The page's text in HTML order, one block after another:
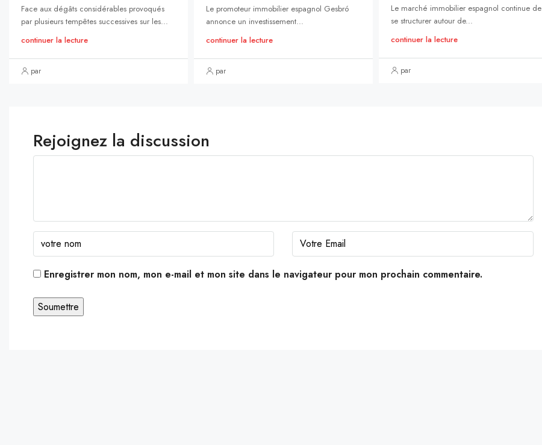
Face aux dégâts considérables provoqués
par plusieurs tempêtes successives sur les...
continuer la lecture
par
Le promoteur immobilier espagnol Gesbró
annonce un investissement...
continuer la lecture
par
Le marché immobilier espagnol continue de
se structurer autour de...
continuer la lecture
par
Rejoignez la discussion
Enregistrer mon nom, mon e-mail et mon site dans le navigateur pour mon prochain commentaire.